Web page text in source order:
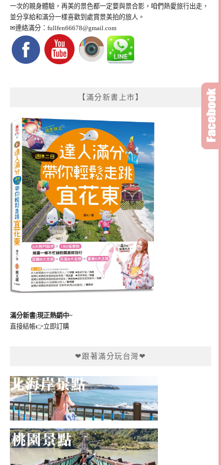
一次的親身體驗，再美的景色都一定要與景合影，咱們熱愛旅行出走，
並分享給和滿分一樣喜歡到處賞景美拍的旅人。
✉連絡滿分： fullfen66678@gmail.com
【滿分新書上市】
滿分新書|現正熱銷中~
直接結帳👉立即訂購
❤跟著滿分玩台灣❤